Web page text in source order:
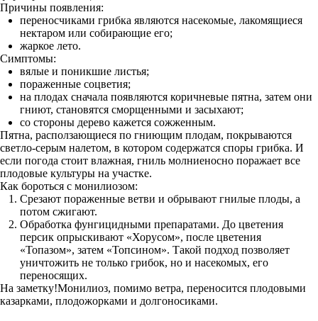
Причины появления:
переносчиками грибка являются насекомые, лакомящиеся
нектаром или собирающие его;
жаркое лето.
Симптомы:
вялые и поникшие листья;
пораженные соцветия;
на плодах сначала появляются коричневые пятна, затем они
гниют, становятся сморщенными и засыхают;
со стороны дерево кажется сожженным.
Пятна, расползающиеся по гниющим плодам, покрываются
светло-серым налетом, в котором содержатся споры грибка. И
если погода стоит влажная, гниль молниеносно поражает все
плодовые культуры на участке.
Как бороться с монилиозом:
Срезают пораженные ветви и обрывают гнилые плоды, а
потом сжигают.
Обработка фунгицидными препаратами. До цветения
персик опрыскивают «Хорусом», после цветения
«Топазом», затем «Топсином». Такой подход позволяет
уничтожить не только грибок, но и насекомых, его
переносящих.
На заметку!Монилиоз, помимо ветра, переносится плодовыми
казарками, плодожорками и долгоносиками.